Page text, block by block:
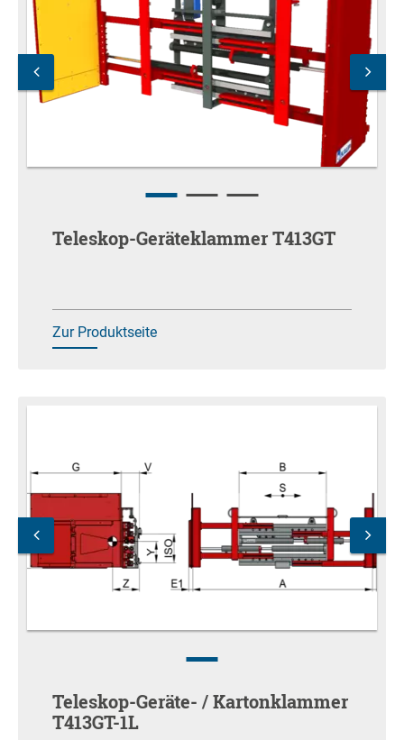
Teleskop-Geräteklammer T413GT
Zur Produktseite
Teleskop-Geräte- / Kartonklammer
T413GT-1L